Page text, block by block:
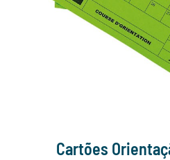
Cartões